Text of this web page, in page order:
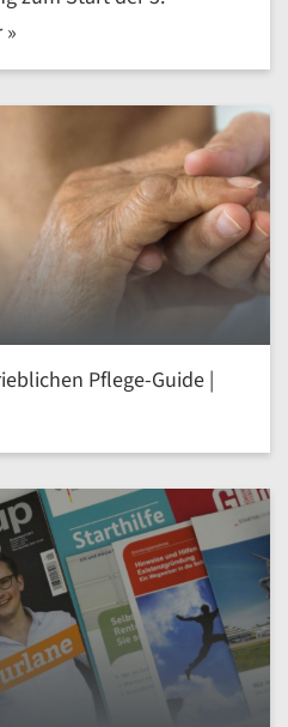
Ökoprofit-Runde | mehr »
Pflege-Guide |